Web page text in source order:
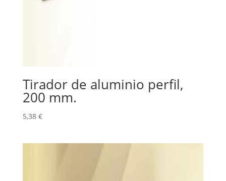
Tirador de aluminio perfil,
200 mm.
5,38 €